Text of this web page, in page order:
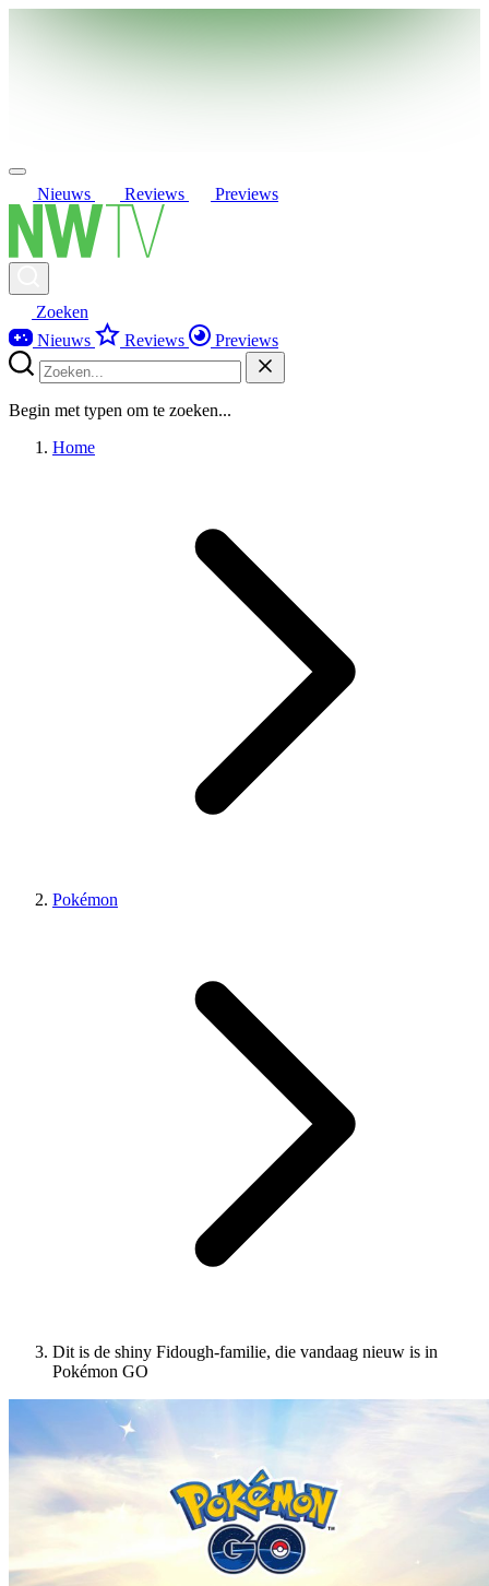
Nieuws Reviews Previews
Zoeken
Nieuws
Reviews Previews
Begin met typen om te zoeken...
Home
Pokémon
Dit is de shiny Fidough-familie, die vandaag nieuw is in
Pokémon GO